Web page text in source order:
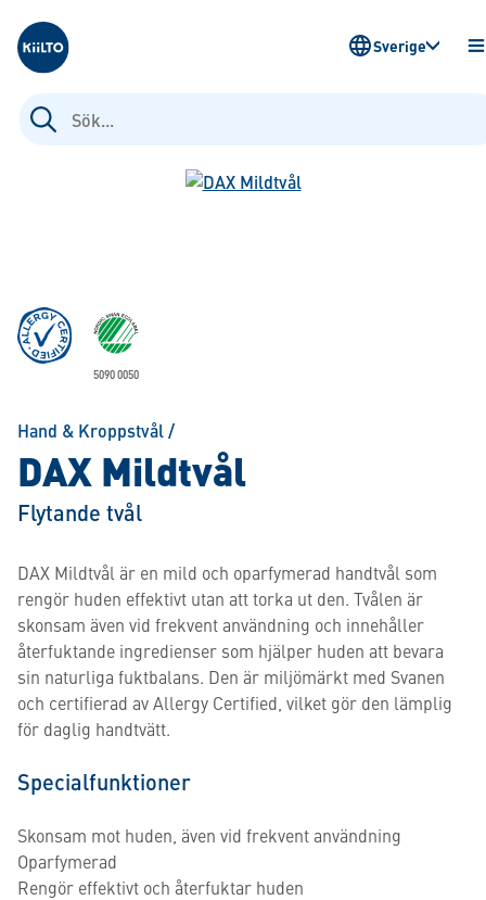
Kiilto Sweden
Sök
efter:
Sverige
5090 0050
Hand & Kroppstvål/
DAX Mildtvål
Flytande tvål
DAX Mildtvål är en mild och oparfymerad handtvål som
rengör huden effektivt utan att torka ut den. Tvålen är
skonsam även vid frekvent användning och innehåller
återfuktande ingredienser som hjälper huden att bevara
sin naturliga fuktbalans. Den är miljömärkt med Svanen
och certifierad av Allergy Certified, vilket gör den lämplig
för daglig handtvätt.
Specialfunktioner
Skonsam mot huden, även vid frekvent användning
Oparfymerad
Rengör effektivt och återfuktar huden